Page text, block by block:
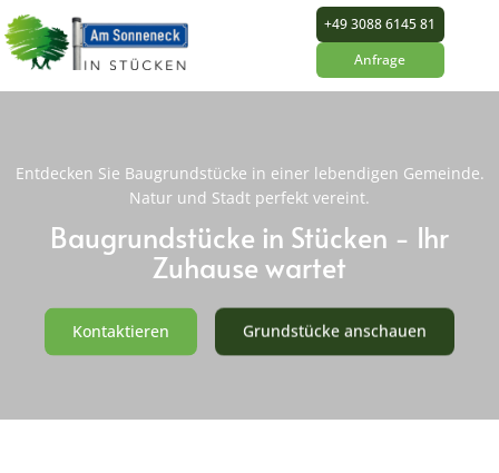
+49 3088 6145 81
Anfrage
Entdecken Sie Baugrundstücke in einer lebendigen Gemeinde.
Natur und Stadt perfekt vereint.
Baugrundstücke in Stücken - Ihr
Zuhause wartet
Kontaktieren Grundstücke anschauen